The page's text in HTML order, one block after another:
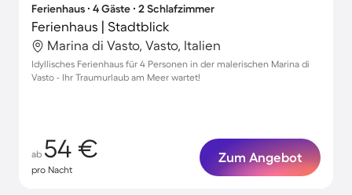
Ferienhaus ∙ 4 Gäste ∙ 2 Schlafzimmer
Ferienhaus | Stadtblick
Marina di Vasto, Vasto, Italien
Idyllisches Ferienhaus für 4 Personen in der malerischen Marina di
Vasto - Ihr Traumurlaub am Meer wartet!
ab 54 €
pro Nacht
Zum Angebot